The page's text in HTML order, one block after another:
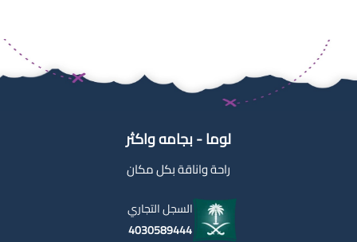
لوما - بجامه واكثر
راحة واناقة بكل مكان
السجل التجاري
4030589444